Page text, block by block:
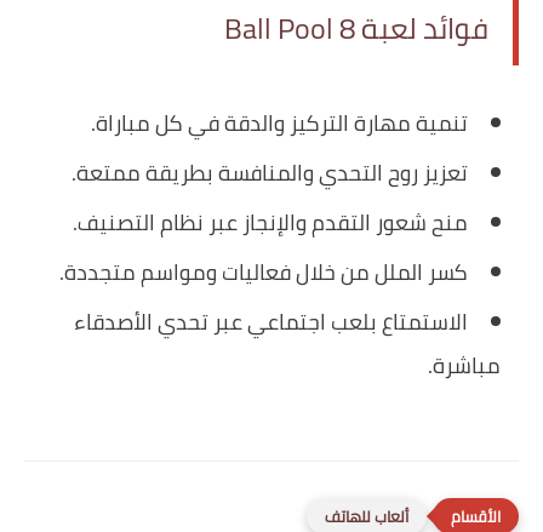
فوائد لعبة 8 Ball Pool
تنمية مهارة التركيز والدقة في كل مباراة.
تعزيز روح التحدي والمنافسة بطريقة ممتعة.
منح شعور التقدم والإنجاز عبر نظام التصنيف.
كسر الملل من خلال فعاليات ومواسم متجددة.
الاستمتاع بلعب اجتماعي عبر تحدي الأصدقاء
مباشرة.
ألعاب للهاتف